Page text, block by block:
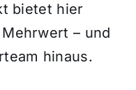
bietet hier
– und
hinaus.